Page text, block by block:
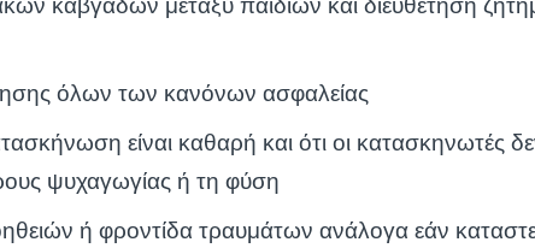
καβγάδων μεταξύ παιδιών και διευθέτηση
όλων των κανόνων ασφαλείας
είναι καθαρή και ότι οι κατασκηνωτές
ψυχαγωγίας ή τη φύση
ή φροντίδα τραυμάτων ανάλογα εάν